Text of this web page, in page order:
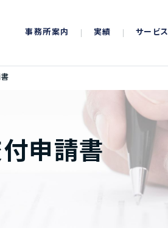
事務所案内 実績 サービス
申請書